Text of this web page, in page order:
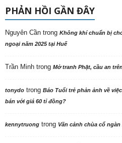
PHẢN HỒI GẦN ĐÂY
Nguyên Cần trong Không khí chuẩn bị
ngoại năm 2025 tại Huế
Trần Minh trong Mở tranh Phật, cầu an
tonydo trong Báo Tuổi trẻ phản ảnh về
bán với giá 60 tỉ đồng?
kennytruong trong Vãn cảnh chùa cổ